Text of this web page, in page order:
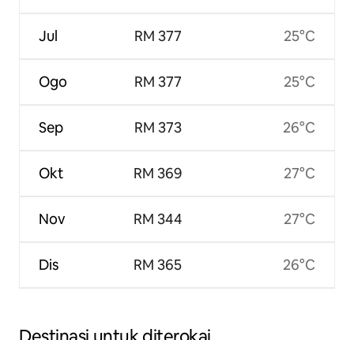
Jul
Ogo
Sep
Okt
Nov
Dis
RM 377
RM 377
RM 373
RM 369
RM 344
RM 365
25°C
25°C
26°C
27°C
27°C
26°C